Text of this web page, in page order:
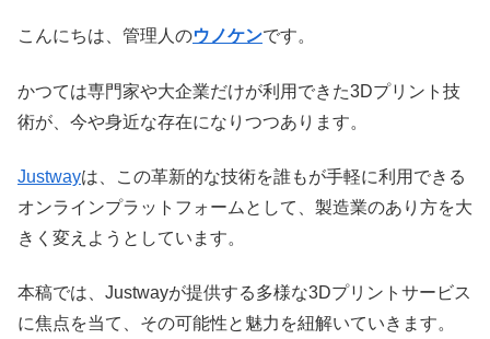
こんにちは、管理人のウノケンです。
かつては専門家や大企業だけが利用できた3Dプリント技
術が、今や身近な存在になりつつあります。
Justwayは、この革新的な技術を誰もが手軽に利用できる
オンラインプラットフォームとして、製造業のあり方を大
きく変えようとしています。
本稿では、Justwayが提供する多様な3Dプリントサービス
に焦点を当て、その可能性と魅力を紐解いていきます。